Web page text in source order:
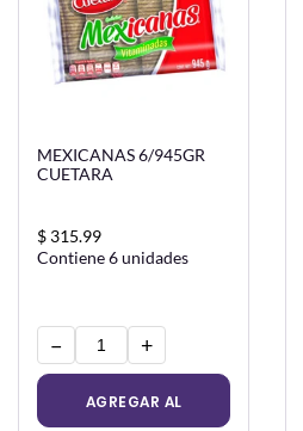
MEXICANAS 6/945GR
CUETARA
$ 315.99
Contiene 6 unidades
− +
AGREGAR AL